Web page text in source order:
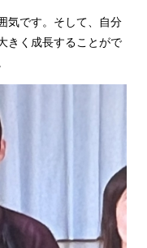
気です。そして、自分
きく成長することがで